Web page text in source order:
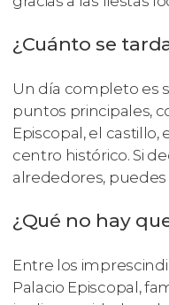
¿Cuánto se
Un día completo es
puntos principales,
Episcopal, el castillo,
centro histórico. Si
alrededores,
¿Qué no hay
Entre los
Palacio Episcopal,